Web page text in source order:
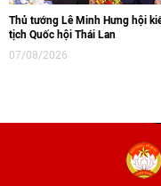
Thủ tướng Lê Minh Hưng hội
tịch Quốc hội Thái Lan
07/08/2026